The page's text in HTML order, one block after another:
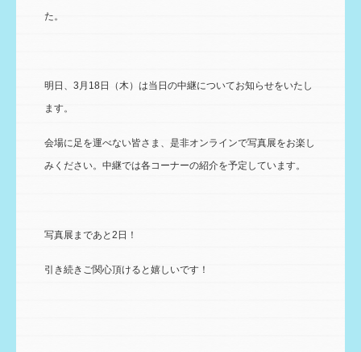
た。
明日、3月18日（木）は当日の中継についてお知らせをいたし
ます。
会場に足を運べない皆さま、是非オンラインで写真展をお楽し
みください。中継では各コーナーの紹介を予定しています。
写真展まであと2日！
引き続きご関心頂けると嬉しいです！